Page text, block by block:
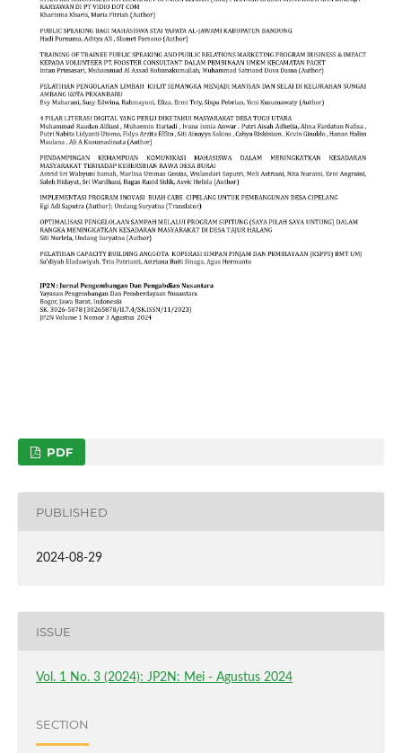
PDF
PUBLISHED
2024-08-29
ISSUE
Vol. 1 No. 3 (2024): JP2N: Mei - Agustus 2024
SECTION